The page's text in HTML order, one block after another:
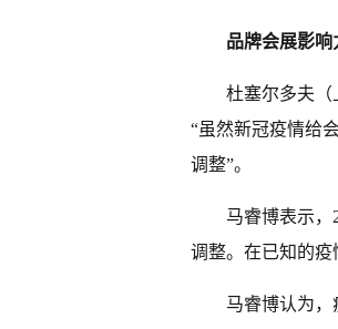
品牌会展影响
杜塞尔多夫（
“虽然新冠疫情给
调整”。
马睿博表示，
调整。在已知的疫
马睿博认为，